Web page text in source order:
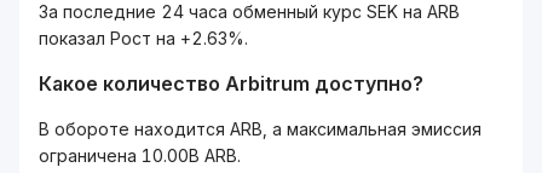
За последние 24 часа обменный курс SEK на ARB
показал Рост на +2.63%.
Какое количество Arbitrum доступно?
В обороте находится ARB, а максимальная эмиссия
ограничена 10.00B ARB.